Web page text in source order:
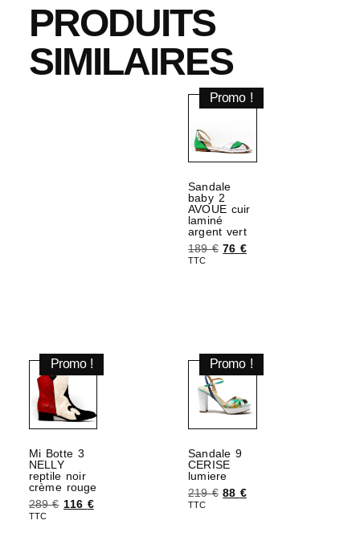
PRODUITS
SIMILAIRES
Promo !
Sandale
baby 2
AVOUE cuir
laminé
argent vert
189€ 76 €
TTC
Promo !
Mi Botte 3
NELLY
reptile noir
crème rouge
289€ 116 €
TTC
Promo !
Sandale 9
CERISE
lumiere
219€ 88 €
TTC